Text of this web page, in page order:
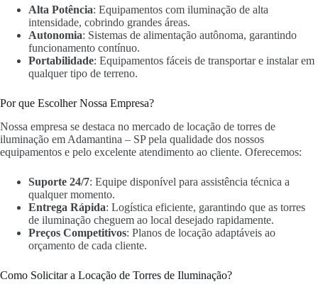
Alta Potência: Equipamentos com iluminação de alta
intensidade, cobrindo grandes áreas.
Autonomia: Sistemas de alimentação autônoma, garantindo
funcionamento contínuo.
Portabilidade: Equipamentos fáceis de transportar e instalar em
qualquer tipo de terreno.
Por que Escolher Nossa Empresa?
Nossa empresa se destaca no mercado de locação de torres de
iluminação em Adamantina – SP pela qualidade dos nossos
equipamentos e pelo excelente atendimento ao cliente. Oferecemos:
Suporte 24/7: Equipe disponível para assistência técnica a
qualquer momento.
Entrega Rápida: Logística eficiente, garantindo que as torres
de iluminação cheguem ao local desejado rapidamente.
Preços Competitivos: Planos de locação adaptáveis ao
orçamento de cada cliente.
Como Solicitar a Locação de Torres de Iluminação?